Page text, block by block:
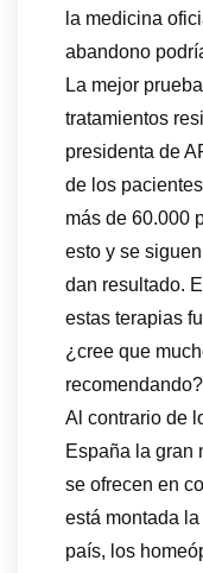
la medicina
abandono
La mejor
tratamientos
presidenta de
de los
más de 60.000
esto y se
dan resultado.
estas terapias
¿cree que
Al contrario de
España la gran
se ofrecen en
está montada
país, los